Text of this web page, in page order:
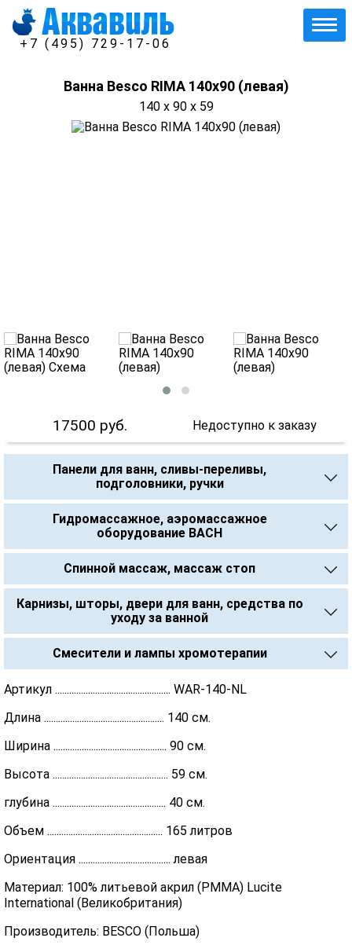
+7 (495) 729-17-06
Ванна Besco RIMA 140х90 (левая)
140 x 90 x 59
17500 руб. Недоступно к заказу
Панели для ванн, сливы-переливы,
подголовники, ручки
Гидромассажное, аэромассажное
оборудование BACH
Спинной массаж, массаж стоп
Карнизы, шторы, двери для ванн, средства по
уходу за ванной
Смесители и лампы хромотерапии
Артикул ................................................. WAR-140-NL
Длина ................................................... 140 см.
Ширина ................................................ 90 см.
Высота ................................................. 59 см.
глубина ................................................ 40 см.
Объем ................................................. 165 литров
Ориентация ....................................... левая
Материал: 100% литьевой акрил (PMMA) Lucite
International (Великобритания)
Производитель: BESCO (Польша)